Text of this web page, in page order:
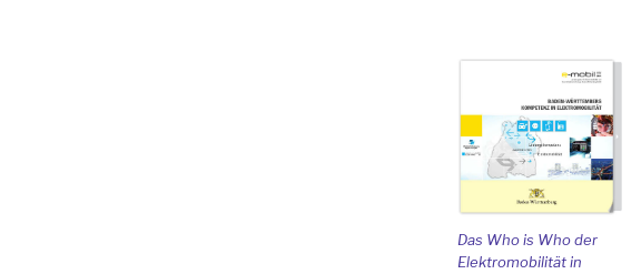
Das Who is Who der
Elektromobilität in